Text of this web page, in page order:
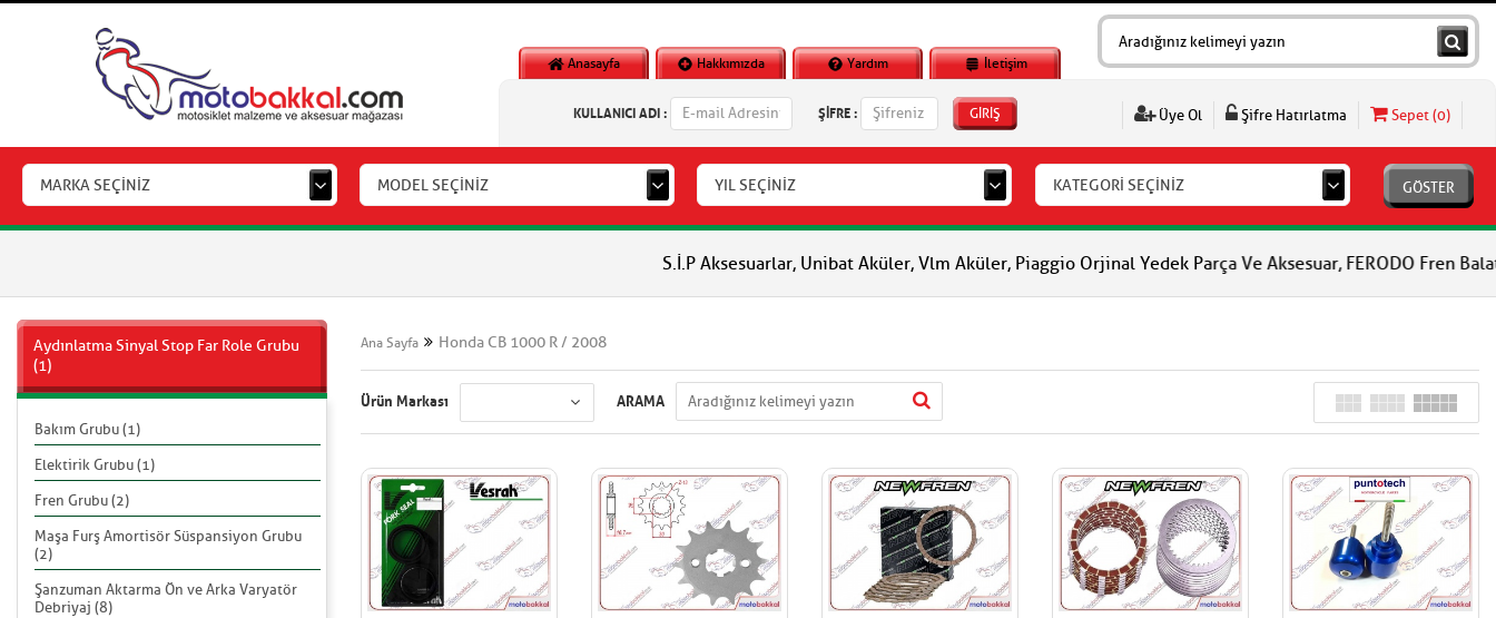
Anasayfa Hakkımızda Yardım İletişim
KULLANICI ADI : ŞİFRE : GİRİŞ Üye Ol Şifre Hatırlatma Sepet (0)
MARKA SEÇİNİZ MODEL SEÇİNİZ YIL SEÇİNİZ KATEGORİ SEÇİNİZ GÖSTER
S.İ.P Aksesuarlar, Unibat Aküler, Vlm Aküler, Piaggio Orjinal Yedek Parça Ve Aksesuar, FERODO Fren
Aydınlatma Sinyal Stop Far Role Grubu
(1)
Bakım Grubu (1)
Elektirik Grubu (1)
Fren Grubu (2)
Maşa Furş Amortisör Süspansiyon Grubu
(2)
Şanzuman Aktarma Ön ve Arka Varyatör
Debriyaj (8)
Ana Sayfa Honda CB 1000 R / 2008
Ürün Markası ARAMA